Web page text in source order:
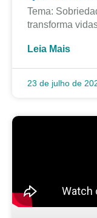
Tema:
transforma
Leia Mais
23 de julho de